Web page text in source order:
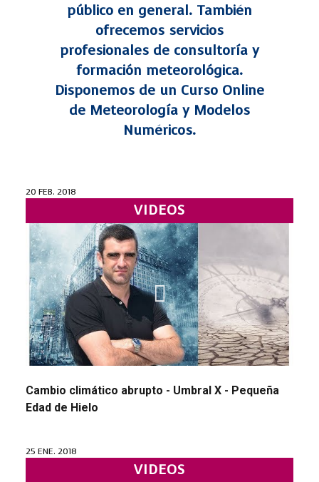
público en general. También
ofrecemos servicios
profesionales de consultoría y
formación meteorológica.
Disponemos de un Curso Online
de Meteorología y Modelos
Numéricos.
20 FEB. 2018
VIDEOS
Cambio climático abrupto - Umbral X - Pequeña
Edad de Hielo
25 ENE. 2018
VIDEOS